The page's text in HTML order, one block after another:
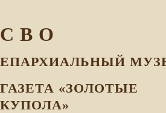
С В О
ЕПАРХИАЛЬНЫЙ
ГАЗЕТА «ЗОЛОТЫЕ
КУПОЛА»